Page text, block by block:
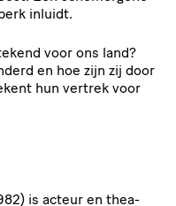
inluidt.
voor ons land?
en hoe zijn zij door
hun vertrek voor
is acteur en thea­